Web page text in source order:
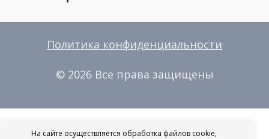
Политика конфиденциальности
© 2026 Все права защищены
На сайте осуществляется обработка файлов cookie,